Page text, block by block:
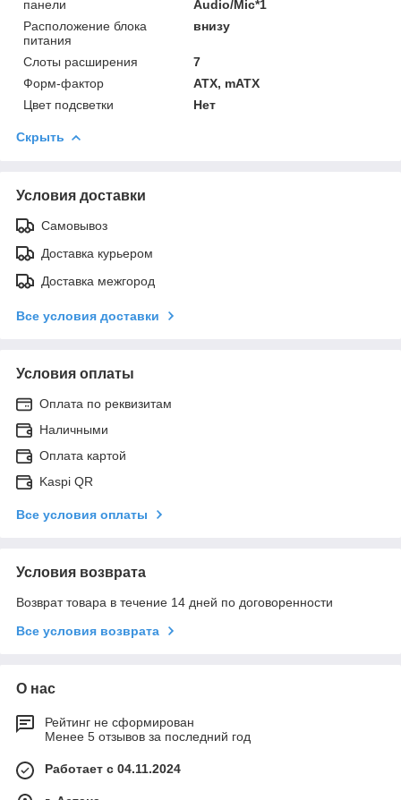
панели
Audio/Mic*1
Расположение блока
питания
внизу
Слоты расширения
7
Форм-фактор
ATX, mATX
Цвет подсветки
Нет
Скрыть
Условия доставки
Самовывоз
Доставка курьером
Доставка межгород
Все условия доставки
Условия оплаты
Оплата по реквизитам
Наличными
Оплата картой
Kaspi QR
Все условия оплаты
Условия возврата
Возврат товара в течение 14 дней по договоренности
Все условия возврата
О нас
Рейтинг не сформирован
Менее 5 отзывов за последний год
Работает с 04.11.2024